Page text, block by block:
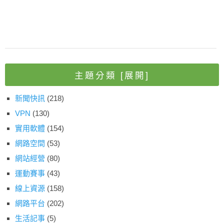
主題分類 [展開]
新聞快訊 (218)
VPN (130)
實用軟體 (154)
網路空間 (53)
網站經營 (80)
運動賽事 (43)
線上資源 (158)
網路平台 (202)
生活記事 (5)